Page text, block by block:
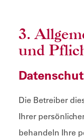
3.
und
Die Betreiber
Ihrer
behandeln Ihre